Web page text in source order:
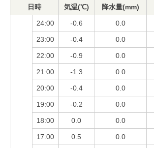
日時 気温(℃) 降水量(mm)
24:00 -0.6 0.0
23:00 -0.4 0.0
22:00 -0.9 0.0
21:00 -1.3 0.0
20:00 -0.4 0.0
19:00 -0.2 0.0
18:00 0.0 0.0
17:00 0.5 0.0